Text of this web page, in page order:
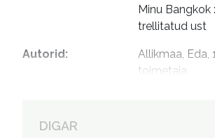
Minu Bangkok
trellitatud ust
Autorid:
Allikmaa, Eda,
toimetaja
DIGAR